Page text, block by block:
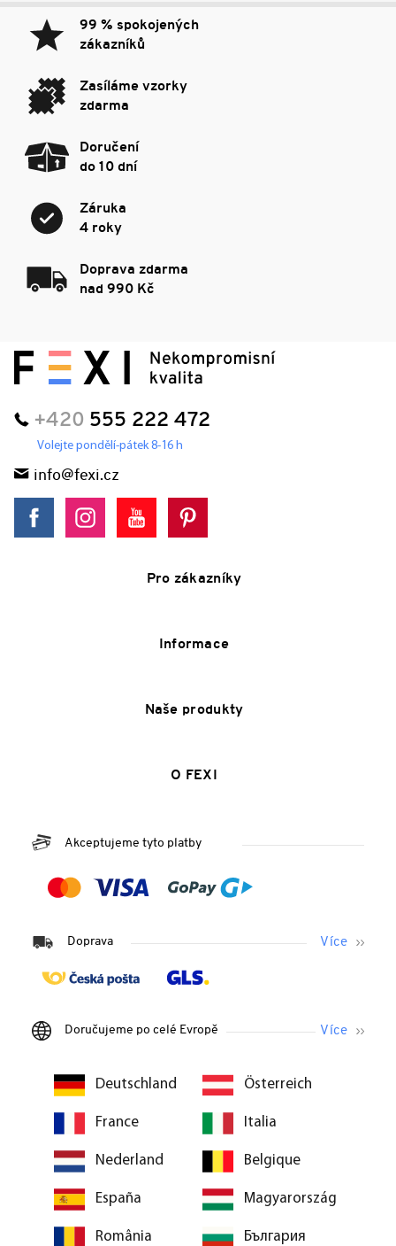
99 % spokojených
zákazníků
Zasíláme vzorky
zdarma
Doručení
do 10 dní
Záruka
4 roky
Doprava zdarma
nad 990 Kč
+420 555 222 472
Volejte pondělí-pátek 8-16 h
info@fexi.cz
Pro zákazníky
Informace
Naše produkty
O FEXI
Akceptujeme tyto platby
Doprava
Doručujeme po celé Evropě
Deutschland Österreich
France Italia
Nederland Belgique
España Magyarország
România България